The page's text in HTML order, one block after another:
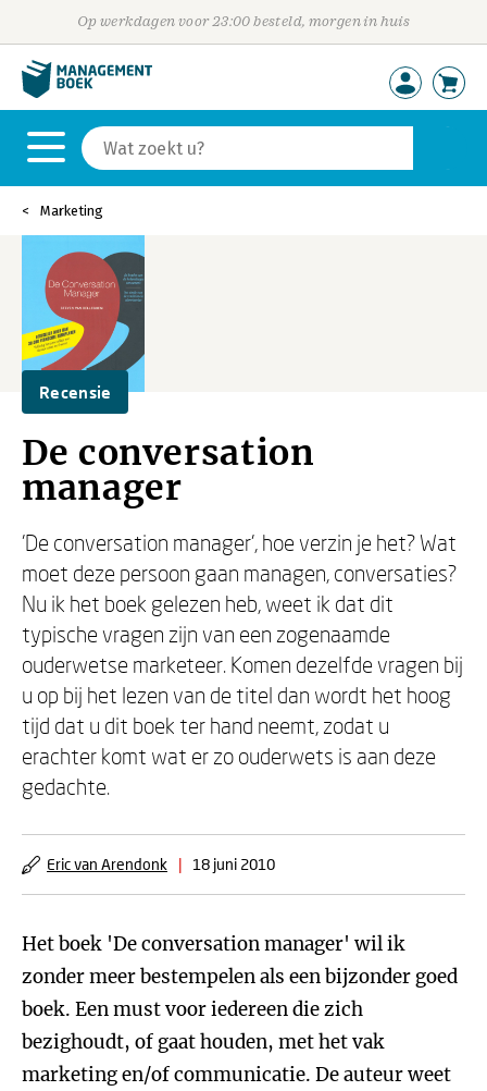
Op werkdagen voor 23:00 besteld, morgen in huis
Marketing
Recensie
De conversation
manager
'De conversation manager', hoe verzin je het? Wat
moet deze persoon gaan managen, conversaties?
Nu ik het boek gelezen heb, weet ik dat dit
typische vragen zijn van een zogenaamde
ouderwetse marketeer. Komen dezelfde vragen bij
u op bij het lezen van de titel dan wordt het hoog
tijd dat u dit boek ter hand neemt, zodat u
erachter komt wat er zo ouderwets is aan deze
gedachte.
Eric van Arendonk | 18 juni 2010
Het boek 'De conversation manager' wil ik
zonder meer bestempelen als een bijzonder goed
boek. Een must voor iedereen die zich
bezighoudt, of gaat houden, met het vak
marketing en/of communicatie. De auteur weet